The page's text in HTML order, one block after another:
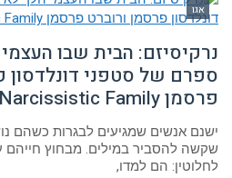
אגו
נרקיסיזם: הבית שבו
ספרם של סטפני דונלדסון
פרסמן The Narcissistic Family
ישנם אנשים שמגיעים לבגרות כשהם
שקשה להסביר במילים. מבחוץ חייהם
לחלוטין: הם למדו,